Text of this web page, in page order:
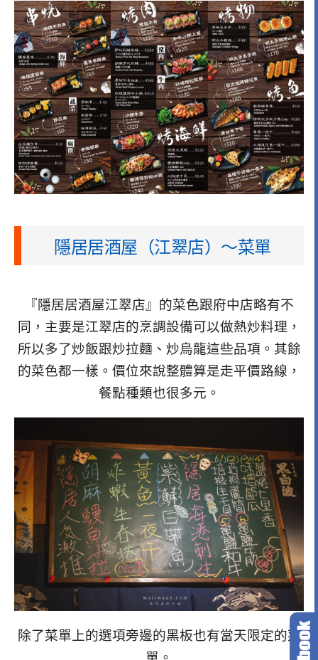
隱居居酒屋（江翠店）～菜單
『隱居居酒屋江翠店』的菜色跟府中店略有不
同，主要是江翠店的烹調設備可以做熱炒料理，
所以多了炒飯跟炒拉麵、炒烏龍這些品項。其餘
的菜色都一樣。價位來說整體算是走平價路線，
餐點種類也很多元。
除了菜單上的選項旁邊的黑板也有當天限定的菜